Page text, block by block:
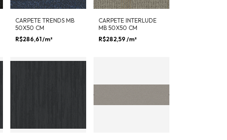
CARPETE TRENDS MB
50X50 CM
R$286,61/m²
CARPETE INTERLUDE
MB 50X50 CM
R$282,59 /m²